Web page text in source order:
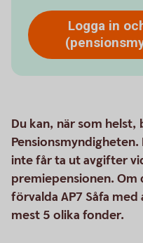
Logga in
Du kan, när som helst,
inte får ta ut avgifter
premiepensionen. Om
förvalda AP7 Såfa
mest 5 olika fonder.